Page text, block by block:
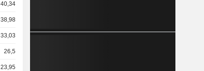
40,34 Md
38,98 Md
33,03 Md
26,5 Md
23,95 Md